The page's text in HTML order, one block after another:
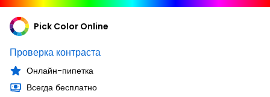
Pick Color Online
Проверка контраста
Онлайн-пипетка
Всегда бесплатно